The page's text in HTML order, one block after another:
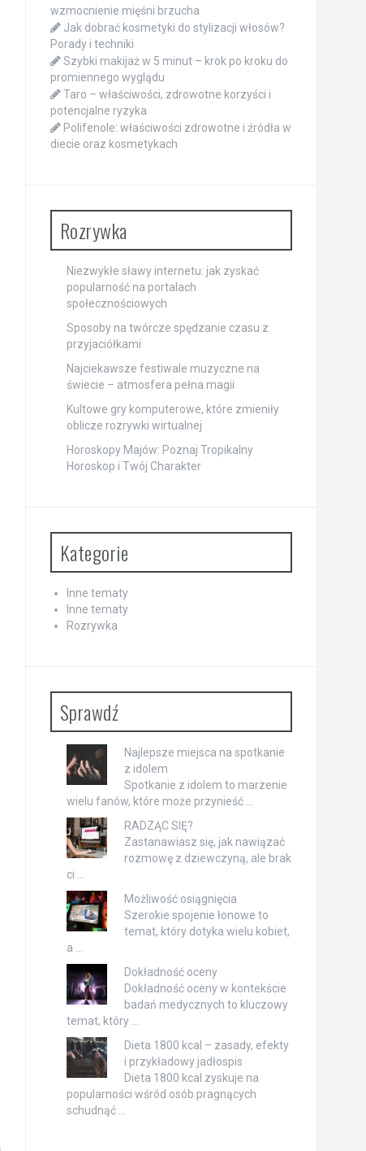
wzmocnienie mięśni brzucha
Jak dobrać kosmetyki do stylizacji włosów?
Porady i techniki
Szybki makijaż w 5 minut – krok po kroku do
promiennego wyglądu
Taro – właściwości, zdrowotne korzyści i
potencjalne ryzyka
Polifenole: właściwości zdrowotne i źródła w
diecie oraz kosmetykach
Rozrywka
Niezwykłe sławy internetu: jak zyskać
popularność na portalach
społecznościowych
Sposoby na twórcze spędzanie czasu z
przyjaciółkami
Najciekawsze festiwale muzyczne na
świecie – atmosfera pełna magii
Kultowe gry komputerowe, które zmieniły
oblicze rozrywki wirtualnej
Horoskopy Majów: Poznaj Tropikalny
Horoskop i Twój Charakter
Kategorie
Inne tematy
Inne tematy
Rozrywka
Sprawdź
Najlepsze miejsca na spotkanie
z idolem
Spotkanie z idolem to marzenie
wielu fanów, które może przynieść …
RADZĄC SIĘ?
Zastanawiasz się, jak nawiązać
rozmowę z dziewczyną, ale brak
ci …
Możliwość osiągnięcia
Szerokie spojenie łonowe to
temat, który dotyka wielu kobiet,
a …
Dokładność oceny
Dokładność oceny w kontekście
badań medycznych to kluczowy
temat, który …
Dieta 1800 kcal – zasady, efekty
i przykładowy jadłospis
Dieta 1800 kcal zyskuje na
popularności wśród osób pragnących
schudnąć …